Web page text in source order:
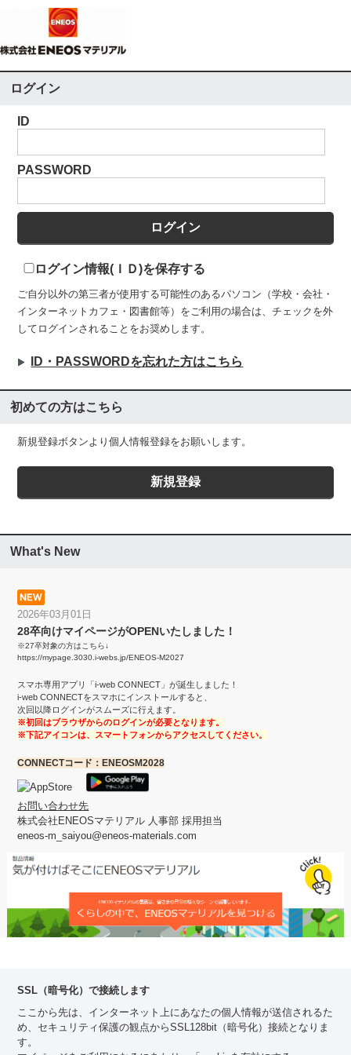
ログイン
ID
PASSWORD
ログイン情報(ＩＤ)を保存する
ご自分以外の第三者が使用する可能性のあるパソコン（学校・会社・
インターネットカフェ・図書館等）をご利用の場合は、チェックを外
してログインされることをお奨めします。
ID・PASSWORDを忘れた方はこちら
初めての方はこちら
新規登録ボタンより個人情報登録をお願いします。
What's New
2026年03月01日
28卒向けマイページがOPENいたしました！
※27卒対象の方はこちら↓
https://mypage.3030.i-webs.jp/ENEOS-M2027
スマホ専用アプリ「i-web CONNECT」が誕生しました！
i-web CONNECTをスマホにインストールすると、
次回以降ログインがスムーズに行えます。
※初回はブラウザからのログインが必要となります。
※下記アイコンは、スマートフォンからアクセスしてください。
CONNECTコード：ENEOSM2028
お問い合わせ先
株式会社ENEOSマテリアル 人事部 採用担当
eneos-m_saiyou@eneos-materials.com
SSL（暗号化）で接続します
ここから先は、インターネット上にあなたの個人情報が送信されるた
め、セキュリティ保護の観点からSSL128bit（暗号化）接続となりま
す。